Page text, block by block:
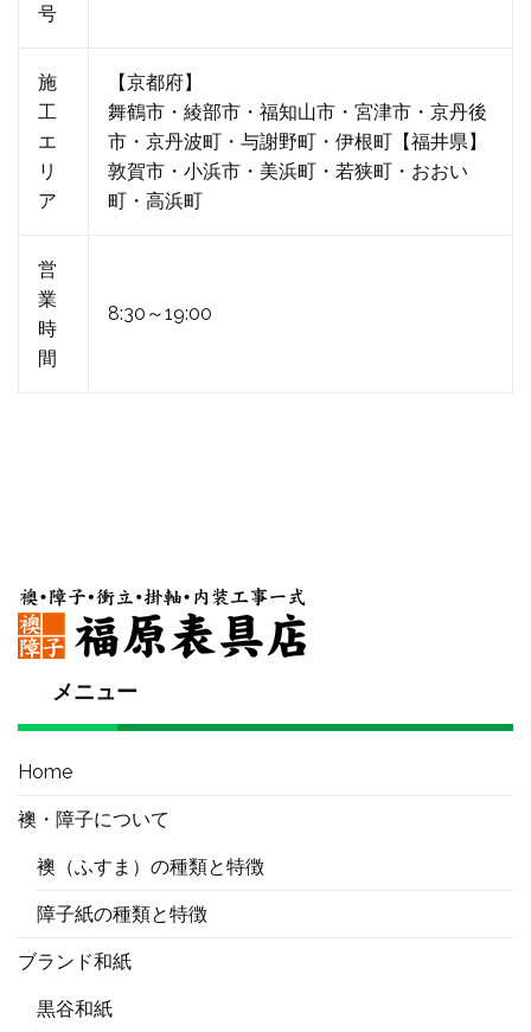
号
施
工
エ
リ
ア
【京都府】
舞鶴市・綾部市・福知山市・宮津市・京丹後
市・京丹波町・与謝野町・伊根町【福井県】
敦賀市・小浜市・美浜町・若狭町・おおい
町・高浜町
営
業
時
間
8:30～19:00
メニュー
Home
襖・障子について
襖（ふすま）の種類と特徴
障子紙の種類と特徴
ブランド和紙
黒谷和紙